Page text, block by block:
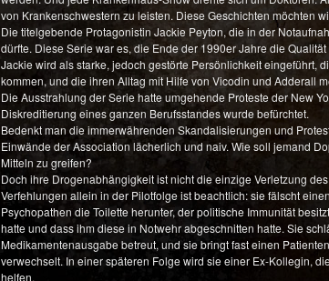
von Krankenschwestern zu leisten. Diese Geschichten möchten
Die titelgebende Protagonistin Jackie Peyton, die in der
dürfte. Diese Serie war es, die Ende der 1990er Jahre die
Jackie wird als starke, jedoch gestörte Persönlichkeit eingeführt,
kommen, und die ihren Alltag mit Hilfe von Vicodin und Adderall
Die Ausstrahlung der Serie hatte umgehende Proteste der New
Diskreditierung eines ganzen Berufsstandes wurde befürchtet.
Bedenkt man die immerwährenden Skandalisierungen und
Einwände der Association lächerlich und naiv. Wie soll jemand
Mitteln zu greifen?
Doch ihre Drogenabhängigkeit ist nicht die einzige Verletzung
Verfehlungen allein in der Pilotfolge ist beachtlich: sie fälscht
Psychopathen die Toilette herunter, der politische Immunität
hatte und dass ihm diese in Notwehr abgeschnitten hatte. Sie
Medikamentenausgabe betreut, und sie bringt fast einen
verwechselt. In einer späteren Folge wird sie einer Ex-Kollegin,
helfen.